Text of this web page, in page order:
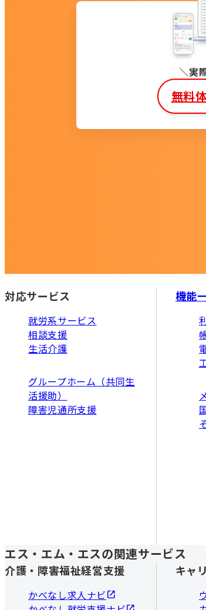
実
無料
対応サービス
就労系サービス
相談支援
生活介護
グループホーム（共同生
活援助）
障害児通所支援
機能
エス・エム・エスの関連サービス
介護・障害福祉経営支援
かべなし求人ナビ
キャ